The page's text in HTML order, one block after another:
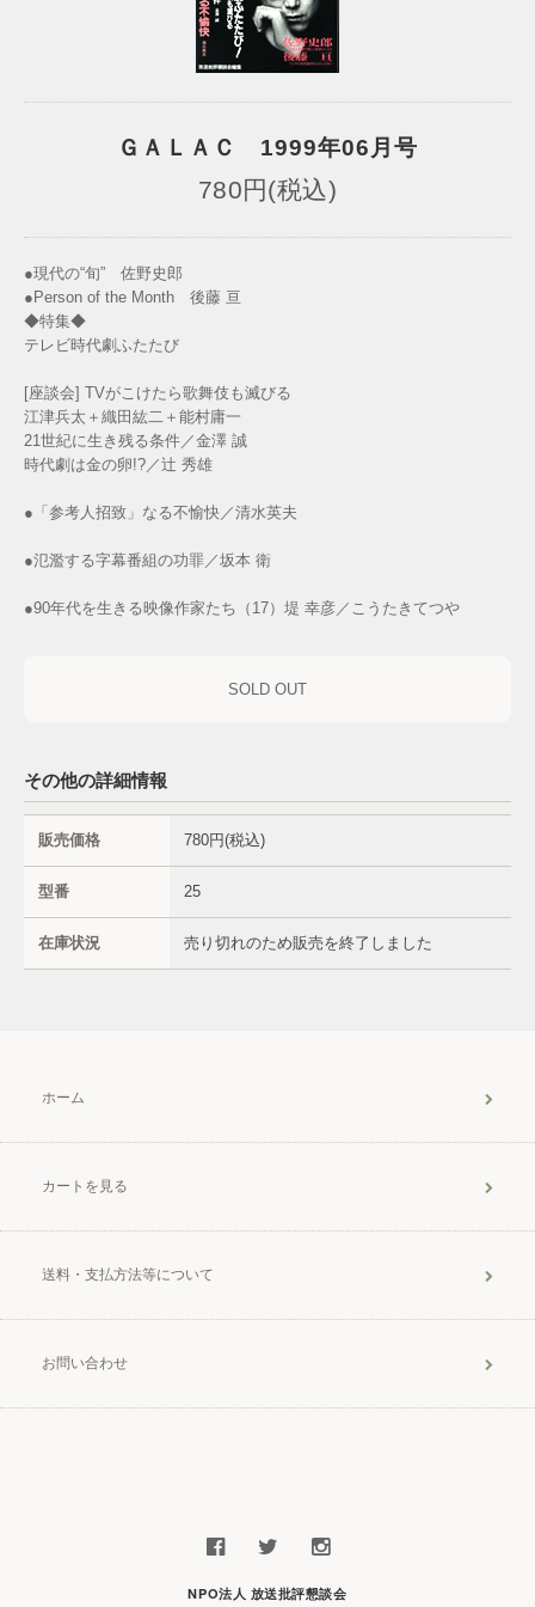
ＧＡＬＡＣ 1999年06月号
780円(税込)
●現代の“旬” 佐野史郎
●Person of the Month 後藤 亘
◆特集◆
テレビ時代劇ふたたび
[座談会] TVがこけたら歌舞伎も滅びる
江津兵太＋織田紘二＋能村庸一
21世紀に生き残る条件／金澤 誠
時代劇は金の卵!?／辻 秀雄
●「参考人招致」なる不愉快／清水英夫
●氾濫する字幕番組の功罪／坂本 衛
●90年代を生きる映像作家たち（17）堤 幸彦／こうたきてつや
SOLD OUT
その他の詳細情報
販売価格 780円(税込)
型番 25
在庫状況 売り切れのため販売を終了しました
ホーム
カートを見る
送料・支払方法等について
お問い合わせ
NPO法人 放送批評懇談会